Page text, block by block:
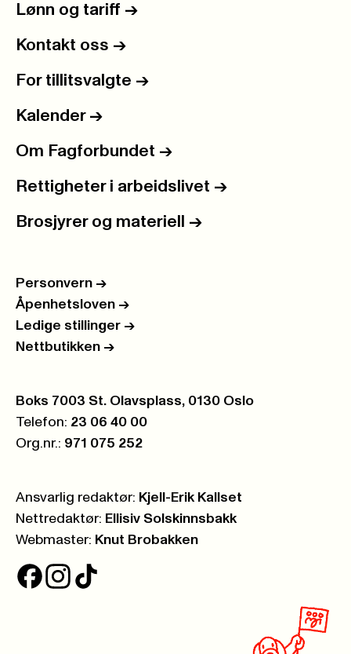
Lønn og tariff ->
Kontakt oss ->
For tillitsvalgte ->
Kalender ->
Om Fagforbundet ->
Rettigheter i arbeidslivet ->
Brosjyrer og materiell ->
Personvern ->
Åpenhetsloven ->
Ledige stillinger ->
Nettbutikken ->
Postboks:
Boks 7003 St. Olavsplass, 0130 Oslo
Telefon: 23 06 40 00
Org.nr.: 971 075 252
Ansvarlig redaktør: Kjell-Erik Kallset
Nettredaktør: Ellisiv Solskinnsbakk
Webmaster: Knut Brobakken